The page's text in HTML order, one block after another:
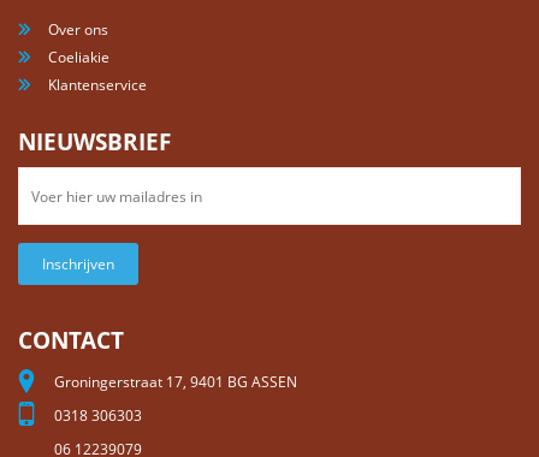
Over ons
Coeliakie
Klantenservice
NIEUWSBRIEF
Inschrijven
CONTACT
Groningerstraat 17, 9401 BG ASSEN
0318 306303
06 12239079